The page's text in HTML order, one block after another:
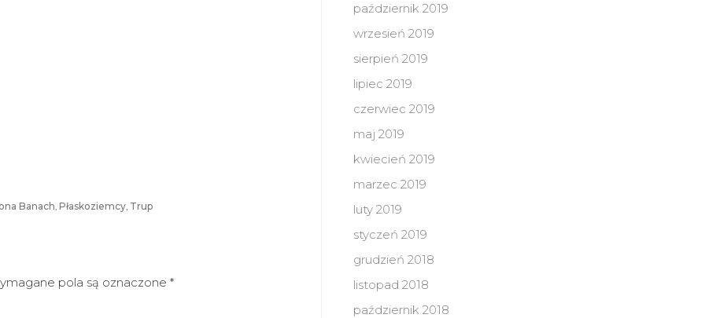
Banach, Płaskoziemcy, Trup
pola są oznaczone *
październik 2019
wrzesień 2019
sierpień 2019
lipiec 2019
czerwiec 2019
maj 2019
kwiecień 2019
marzec 2019
luty 2019
styczeń 2019
grudzień 2018
listopad 2018
październik 2018